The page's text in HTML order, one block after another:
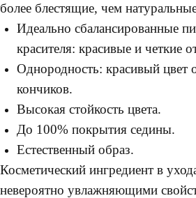
более блестящие, чем
Идеально сбалансированные
красителя: красивые и четкие
Однородность: красивый цвет
кончиков.
Высокая стойкость цвета.
До 100% покрытия седины.
Естественный образ.
Косметический ингредиент в
невероятно увлажняющими